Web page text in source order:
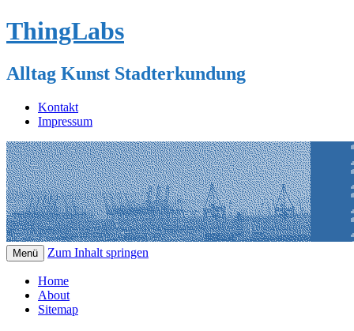
ThingLabs
Alltag Kunst Stadterkundung
Kontakt
Impressum
Menü Zum Inhalt springen
Home
About
Sitemap